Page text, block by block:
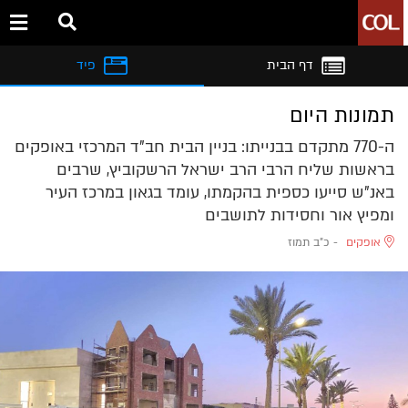
דף הבית
תמונות היום
ה-770 מתקדם בבנייתו: בניין הבית חב"ד המרכזי באופקים
בראשות שליח הרבי הרב ישראל הרשקוביץ, שרבים
באנ"ש סייעו כספית בהקמתו, עומד בגאון במרכז העיר
ומפיץ אור וחסידות לתושבים
אופקים -כ"ב תמוז